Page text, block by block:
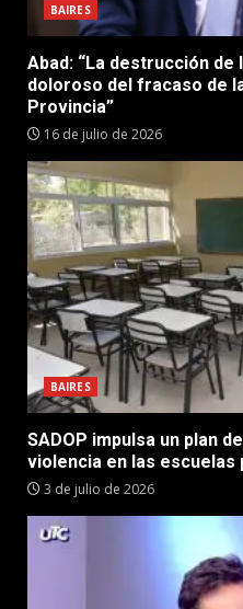
BAIRES
Abad: “La destrucción
doloroso del fracaso de
Provincia”
16 de julio de 2026
BAIRES
SADOP impulsa un plan
violencia en las escuelas
3 de julio de 2026